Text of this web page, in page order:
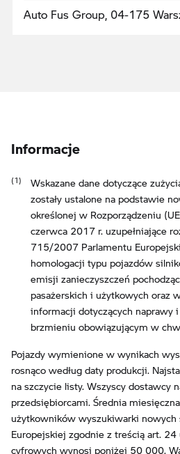
Auto Fus Group, 04-175
Informacje
Wskazane dane dotyczące
zostały ustalone na podstawie
określonej w Rozporządzeniu
czerwca 2017 r. uzupełniające
715/2007 Parlamentu
homologacji typu pojazdów
emisji zanieczyszczeń
pasażerskich i użytkowych oraz
informacji dotyczących naprawy
brzmieniu obowiązującym w
Pojazdy wymienione w wynikach
rosnąco według daty produkcji.
na szczycie listy. Wszyscy dostawcy
przedsiębiorcami. Średnia
użytkowników wyszukiwarki
Europejskiej zgodnie z treścią art. 24
cyfrowych wynosi poniżej 50 000.